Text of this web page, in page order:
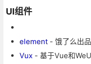
UI组件
element- 饿了么出
Vux - 基于Vue和